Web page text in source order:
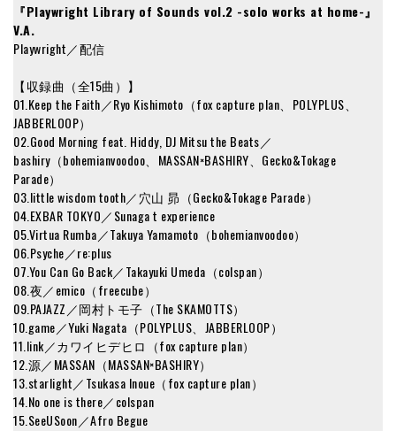
『Playwright Library of Sounds vol.2 -solo works at home-』
V.A.
Playwright／配信
【収録曲（全15曲）】
01.Keep the Faith／Ryo Kishimoto（fox capture plan、POLYPLUS、
JABBERLOOP）
02.Good Morning feat. Hiddy, DJ Mitsu the Beats／
bashiry（bohemianvoodoo、MASSAN×BASHIRY、Gecko&Tokage
Parade）
03.little wisdom tooth／穴山 昴（Gecko&Tokage Parade）
04.EXBAR TOKYO／Sunaga t experience
05.Virtua Rumba／Takuya Yamamoto（bohemianvoodoo）
06.Psyche／re:plus
07.You Can Go Back／Takayuki Umeda（colspan）
08.夜／emico（freecube）
09.PAJAZZ／岡村トモ子（The SKAMOTTS）
10.game／Yuki Nagata（POLYPLUS、JABBERLOOP）
11.link／カワイヒデヒロ（fox capture plan）
12.源／MASSAN（MASSAN×BASHIRY）
13.starlight／Tsukasa Inoue（fox capture plan）
14.No one is there／colspan
15.SeeUSoon／Afro Begue